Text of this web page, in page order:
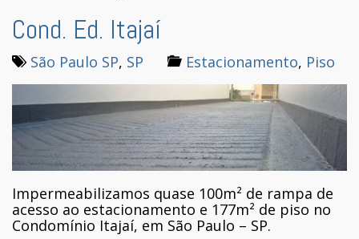
Cond. Ed. Itajaí
São Paulo SP, SP Estacionamento, Piso
Impermeabilizamos quase 100m² de rampa de
acesso ao estacionamento e 177m² de piso no
Condomínio Itajaí, em São Paulo – SP.